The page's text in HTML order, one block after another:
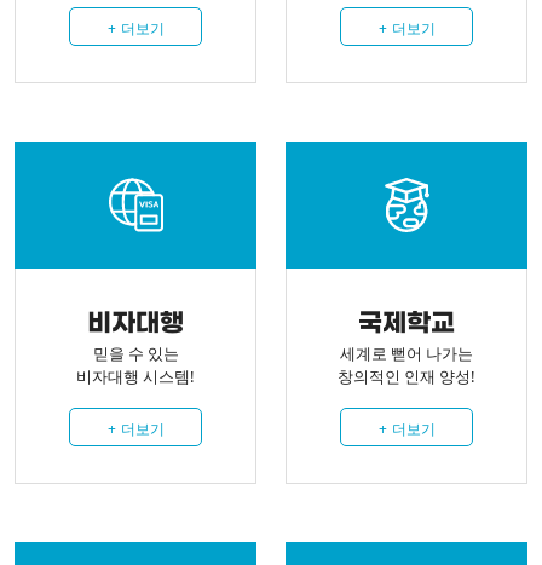
+ 더보기 + 더보기
비자대행
믿을 수 있는
비자대행 시스템!
+ 더보기
국제학교
세계로 뻗어 나가는
창의적인 인재 양성!
+ 더보기